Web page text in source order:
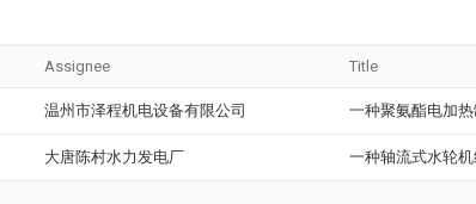
Assignee Title
温州市泽程机电设备有限公司 一种聚氨酯电加
大唐陈村水力发电厂 一种轴流式水轮